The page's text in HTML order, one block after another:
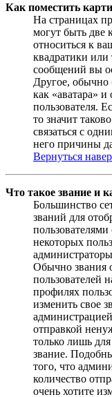
Как поместить
На страницах
могут быть две
относиться к
квадратики
сообщений вы
Другое, обычно
как «аватара»
пользователя.
то значит
связаться с
него причины
Вернуться
Что такое звание и
Большинство
званий для
некоторых
Обычно звания
пользователей
профилях
изменить свое
отправкой
только лишь
звание.
того, что
количество
очень хотите